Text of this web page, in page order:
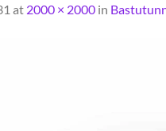
at 2000 × 2000 in